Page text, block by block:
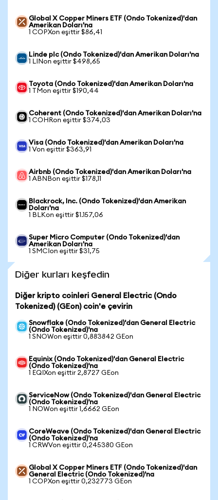
Global X Copper Miners ETF (Ondo Tokenized)'dan
Amerikan Doları'na
1 COPXon eşittir $86,41
Linde plc (Ondo Tokenized)'dan Amerikan Doları'na
1 LINon eşittir $498,65
Toyota (Ondo Tokenized)'dan Amerikan Doları'na
1 TMon eşittir $190,44
Coherent (Ondo Tokenized)'dan Amerikan Doları'na
1 COHRon eşittir $374,03
Visa (Ondo Tokenized)'dan Amerikan Doları'na
1 Von eşittir $363,91
Airbnb (Ondo Tokenized)'dan Amerikan Doları'na
1 ABNBon eşittir $178,11
Blackrock, Inc. (Ondo Tokenized)'dan Amerikan
Doları'na
1 BLKon eşittir $1.157,06
Super Micro Computer (Ondo Tokenized)'dan
Amerikan Doları'na
1 SMCIon eşittir $31,75
Diğer kurları keşfedin
Diğer kripto coinleri General Electric (Ondo
Tokenized) (GEon) coin'e çevirin
Snowflake (Ondo Tokenized)'dan General Electric
(Ondo Tokenized)'na
1 SNOWon eşittir 0,883842 GEon
Equinix (Ondo Tokenized)'dan General Electric
(Ondo Tokenized)'na
1 EQIXon eşittir 2,8727 GEon
ServiceNow (Ondo Tokenized)'dan General Electric
(Ondo Tokenized)'na
1 NOWon eşittir 1,6662 GEon
CoreWeave (Ondo Tokenized)'dan General Electric
(Ondo Tokenized)'na
1 CRWVon eşittir 0,245380 GEon
Global X Copper Miners ETF (Ondo Tokenized)'dan
General Electric (Ondo Tokenized)'na
1 COPXon eşittir 0,232773 GEon